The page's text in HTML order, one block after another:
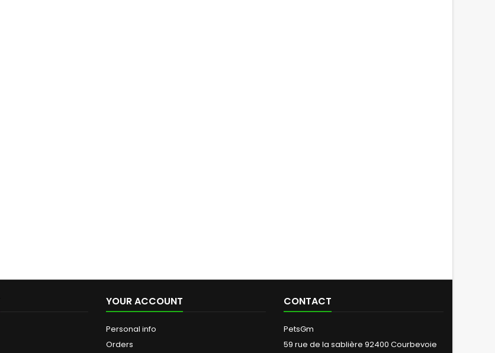
YOUR ACCOUNT
Personal info
Orders
CONTACT
PetsGm
59 rue de la sablière 92400 Courbevoie